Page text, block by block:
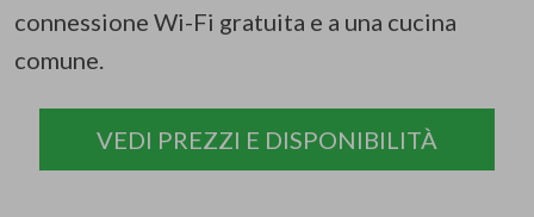
connessione Wi-Fi gratuita e a una cucina
comune.
VEDI PREZZI E DISPONIBILITÀ